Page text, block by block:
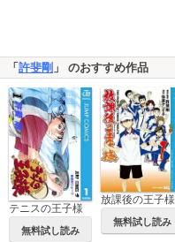
「 許斐剛 」 のおすすめ作品
テニスの王子様
無料試し読み
放課後の王子様
無料試し読み